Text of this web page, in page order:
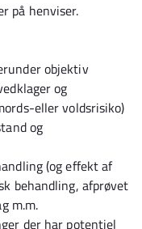
på henviser.
objektiv
og
eller voldsrisiko)
og
(og effekt af
behandling, afprøvet
m.m.
der har potentiel